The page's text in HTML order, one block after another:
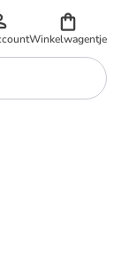
Winkelwagentje